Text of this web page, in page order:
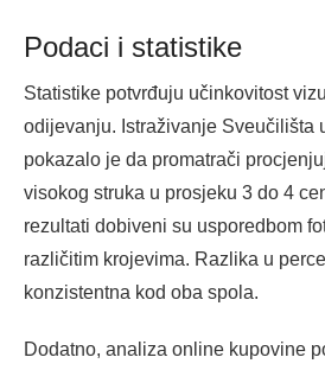
Podaci i statistike
Statistike potvrđuju učinkovitost
odijevanju. Istraživanje Sveučilišta
pokazalo je da promatrači
visokog struka u prosjeku 3 do 4
rezultati dobiveni su usporedbom
različitim krojevima. Razlika u
konzistentna kod oba spola.
Dodatno, analiza online kupovine